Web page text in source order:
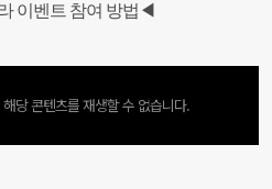
이벤트 참여 방법◀
당 콘텐츠를 재생할 수 없습니다.